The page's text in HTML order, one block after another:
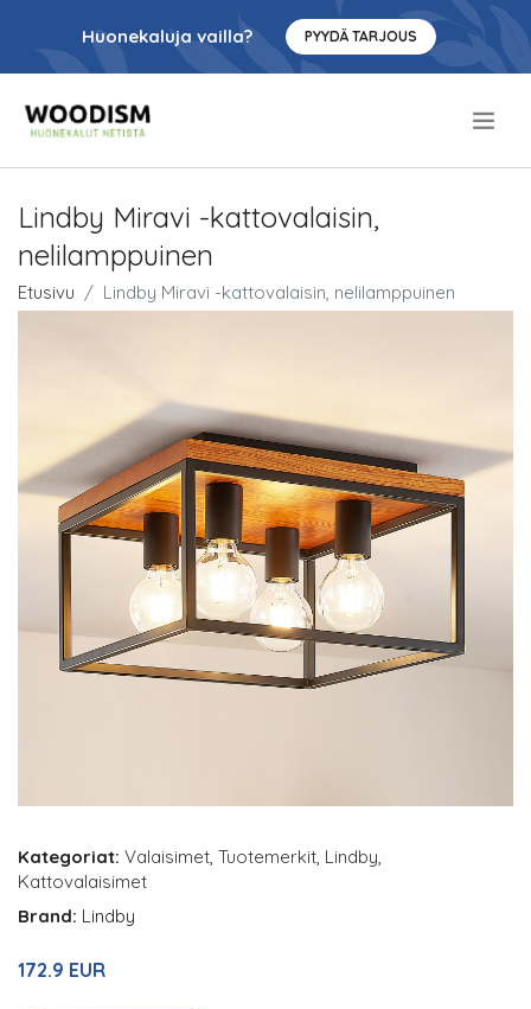
Huonekaluja vailla? PYYDÄ TARJOUS
Lindby Miravi -kattovalaisin,
nelilamppuinen
Etusivu Lindby Miravi -kattovalaisin, nelilamppuinen
Kategoriat: Valaisimet, Tuotemerkit, Lindby,
Kattovalaisimet
Brand: Lindby
172.9 EUR